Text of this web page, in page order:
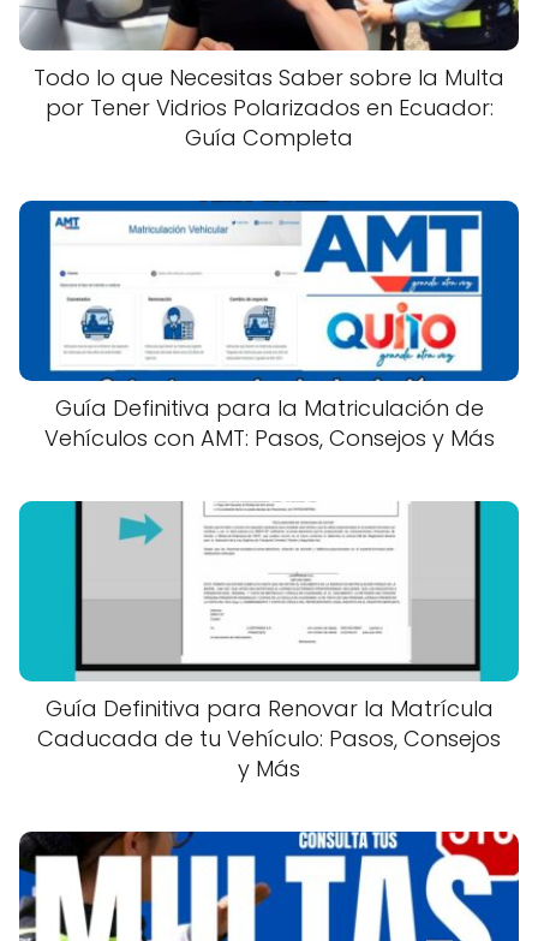
Todo lo que Necesitas Saber sobre la Multa
por Tener Vidrios Polarizados en Ecuador:
Guía Completa
Guía Definitiva para la Matriculación de
Vehículos con AMT: Pasos, Consejos y Más
Guía Definitiva para Renovar la Matrícula
Caducada de tu Vehículo: Pasos, Consejos
y Más